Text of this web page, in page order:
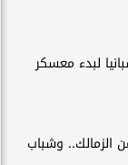
لبدء معسكر
الزمالك.. وشباب